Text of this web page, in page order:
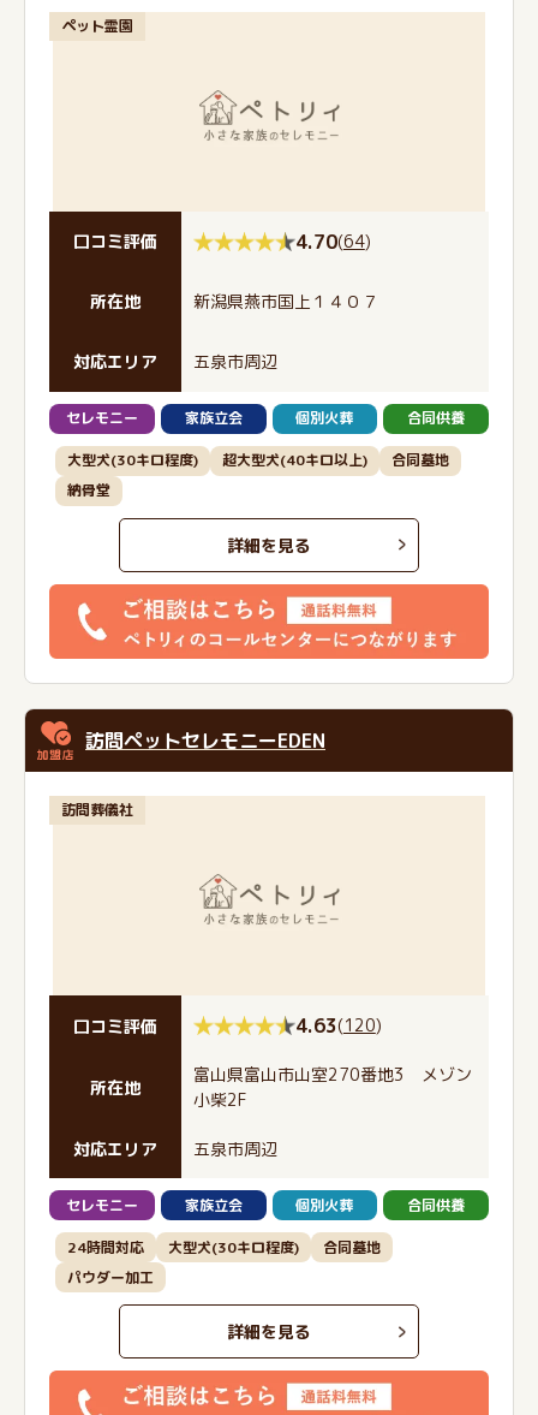
ペット霊園
口コミ評価 4.70(64)
所在地 新潟県燕市国上１４０７
対応エリア 五泉市周辺
セレモニー 家族立会 個別火葬 合同供養
大型犬(30キロ程度) 超大型犬(40キロ以上)
合同墓地
納骨堂
詳細を見る
訪問ペットセレモニーEDEN
訪問葬儀社
口コミ評価 4.63(120)
所在地
富山県富山市山室270番地3 メゾン
小柴2F
対応エリア 五泉市周辺
セレモニー 家族立会 個別火葬 合同供養
24時間対応 大型犬(30キロ程度)
合同墓地
パウダー加工
詳細を見る